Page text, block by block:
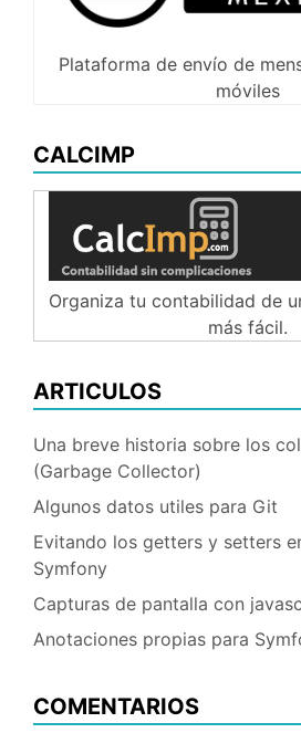
Plataforma de envío de
móviles
CALCIMP
Organiza tu contabilidad de
más fácil.
ARTICULOS
Una breve historia sobre los
(Garbage Collector)
Algunos datos utiles para Git
Evitando los getters y setters
Symfony
Capturas de pantalla con
Anotaciones propias para
COMENTARIOS